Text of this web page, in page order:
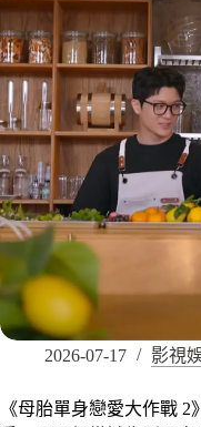
2026-07-17 影視
《母胎單身戀愛大作戰